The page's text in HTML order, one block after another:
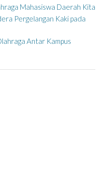
Mahasiswa Daerah Kita
Pergelangan Kaki pada
Antar Kampus